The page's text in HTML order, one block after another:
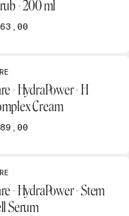
- 200 ml
- HydraPower - H
Cream
- HydraPower - Stem
Serum